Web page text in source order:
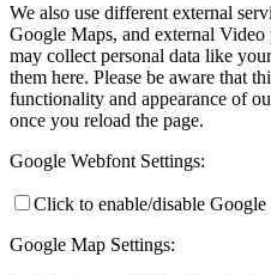
We also use different external
Google Maps, and external
may collect personal data like
them here. Please be aware that
functionality and appearance of
once you reload the page.
Google Webfont Settings:
Click to enable/disable Google
Google Map Settings: